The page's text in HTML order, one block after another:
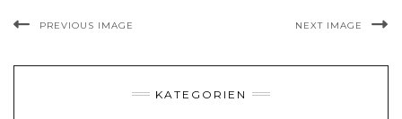
PREVIOUS IMAGE NEXT IMAGE
KATEGORIEN